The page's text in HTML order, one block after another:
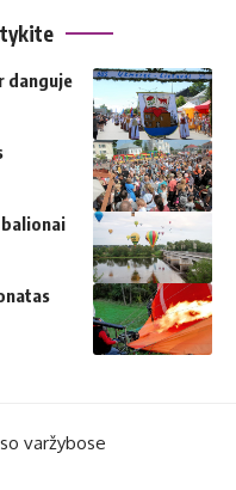
danguje
balionai
varžybose